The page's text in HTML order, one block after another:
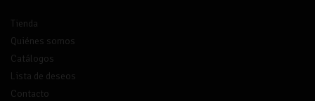
Tienda
Quiénes somos
Catálogos
Lista de deseos
Contacto